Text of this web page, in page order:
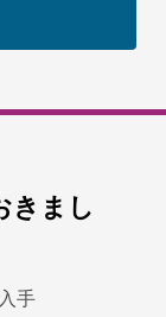
きまし
手